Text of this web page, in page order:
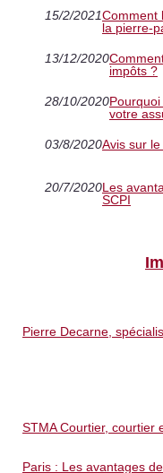
15/2/2021Comment
la pierre-
13/12/2020
impôts ?
28/10/2020
votre
03/8/2020Avis sur
20/7/2020Les
SCPI
Pierre Decarne,
STMA Courtier, courtier
Paris : Les avantages